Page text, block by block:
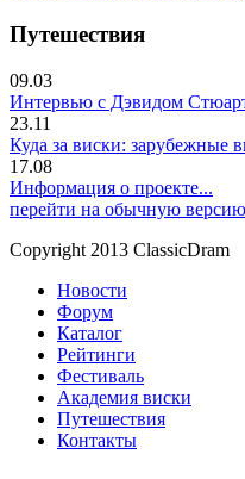
Путешествия
09.03
Интервью с Дэвидом
23.11
Куда за виски: зарубежные
17.08
Информация о проекте...
перейти на обычную версию
Copyright 2013 ClassicDram
Новости
Форум
Каталог
Рейтинги
Фестиваль
Академия виски
Путешествия
Контакты